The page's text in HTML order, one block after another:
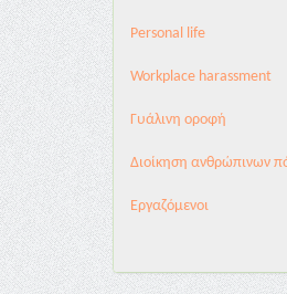
Personal life
Workplace harassment
Γυάλινη οροφή
Διοίκηση ανθρώπινων
Εργαζόμενοι